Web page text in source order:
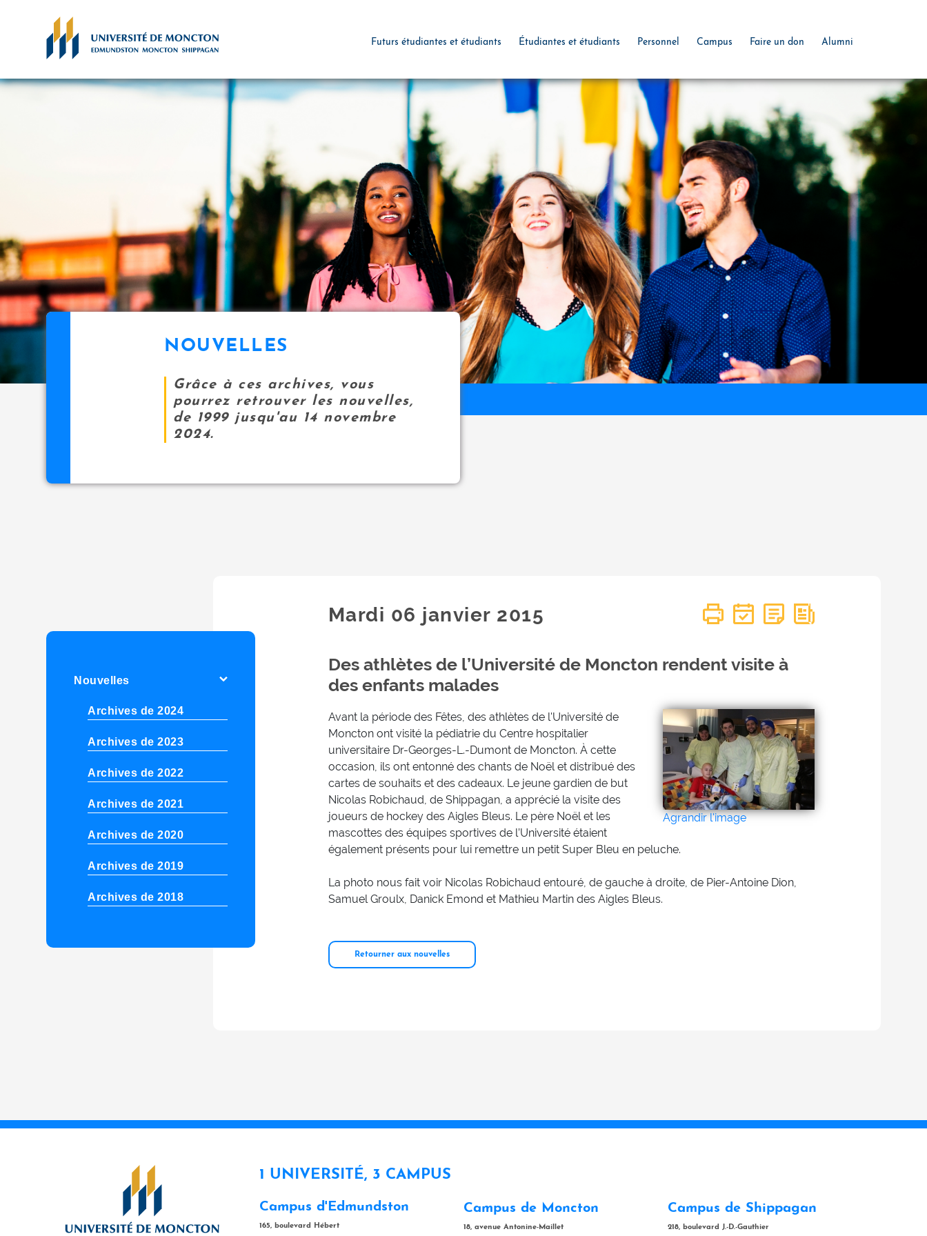
Futurs étudiantes et étudiants Étudiantes et étudiants Personnel Campus Faire un don Alumni
NOUVELLES
Grâce à ces archives, vous
pourrez retrouver les nouvelles,
de 1999 jusqu'au 14 novembre
2024.
Nouvelles
Archives de 2024
Archives de 2023
Archives de 2022
Archives de 2021
Archives de 2020
Archives de 2019
Archives de 2018
Mardi 06 janvier 2015
Des athlètes de l’Université de Moncton rendent visite à
des enfants malades
Agrandir l'image
Avant la période des Fêtes, des athlètes de l'Université de
Moncton ont visité la pédiatrie du Centre hospitalier
universitaire Dr-Georges-L.-Dumont de Moncton. À cette
occasion, ils ont entonné des chants de Noël et distribué des
cartes de souhaits et des cadeaux. Le jeune gardien de but
Nicolas Robichaud, de Shippagan, a apprécié la visite des
joueurs de hockey des Aigles Bleus. Le père Noël et les
mascottes des équipes sportives de l’Université étaient
également présents pour lui remettre un petit Super Bleu en peluche.
La photo nous fait voir Nicolas Robichaud entouré, de gauche à droite, de Pier-Antoine Dion,
Samuel Groulx, Danick Emond et Mathieu Martin des Aigles Bleus.
Retourner aux nouvelles
1 UNIVERSITÉ, 3 CAMPUS
Campus d'Edmundston
165, boulevard Hébert
Campus de Moncton
18, avenue Antonine-Maillet
Campus de Shippagan
218, boulevard J.-D.-Gauthier